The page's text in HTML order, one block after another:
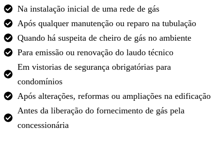
Na instalação inicial de uma rede de gás
Após qualquer manutenção ou reparo na tubulação
Quando há suspeita de cheiro de gás no ambiente
Para emissão ou renovação do laudo técnico
Em vistorias de segurança obrigatórias para
condomínios
Após alterações, reformas ou ampliações na edificação
Antes da liberação do fornecimento de gás pela
concessionária